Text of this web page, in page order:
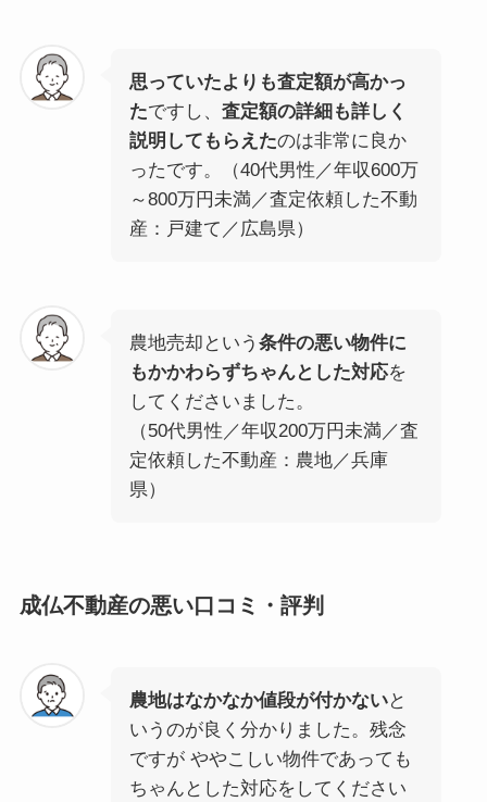
思っていたよりも査定額が高かっ
たですし、 査定額の詳細も詳しく
説明してもらえたのは非常に良か
ったです。（40代男性／年収600万
～800万円未満／査定依頼した不動
産：戸建て／広島県）
農地売却という 条件の悪い物件に
もかかわらずちゃんとした対応を
してくださいました。
（50代男性／年収200万円未満／査
定依頼した不動産：農地／兵庫
県）
成仏不動産の悪い口コミ・評判
農地はなかなか値段が付かないと
いうのが良く分かりました。残念
ですが ややこしい物件であっても
ちゃんとした対応をしてください